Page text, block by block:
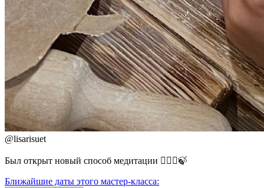
@lisarisuet
Был открыт новый способ медитации 🧘🏽‍♀️🍃
Ближайшие даты этого мастер‑класса: